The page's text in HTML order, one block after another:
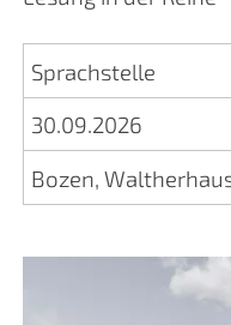
Sprachstelle
30.09.2026
Bozen,